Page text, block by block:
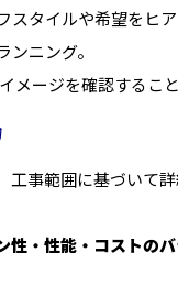
スタイルや希望をヒ
ンニング。
メージを確認すること
工事範囲に基づいて
性・性能・コストの